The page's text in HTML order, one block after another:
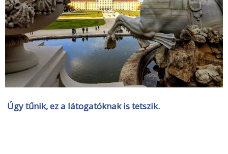
Úgy tűnik, ez a látogatóknak is tetszik.